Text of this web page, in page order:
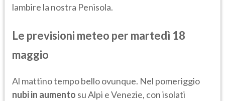
lambire la nostra Penisola.
Le previsioni meteo per martedì 18
maggio
Al mattino tempo bello ovunque. Nel pomeriggio
nubi in aumento su Alpi e Venezie, con isolati